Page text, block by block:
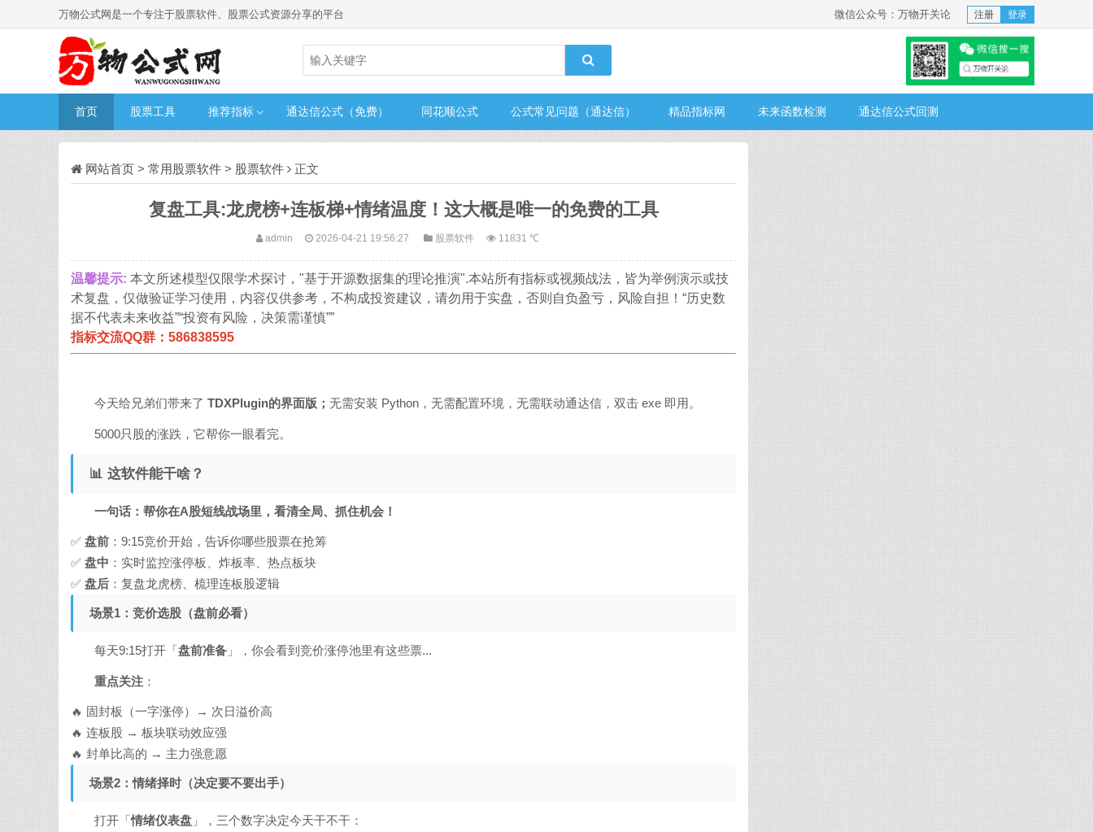
万物公式网是一个专注于股票软件、股票公式资源分享的平台 微信公众号：万物开关论 注册 登录
首页 股票工具 推荐指标 通达信公式（免费） 同花顺公式 公式常见问题（通达信） 精品指标网 未来函数检测 通达信公式回测
网站首页 > 常用股票软件 > 股票软件 正文
复盘工具:龙虎榜+连板梯+情绪温度！这大概是唯一的免费的工具
admin 2026-04-21 19:56:27 股票软件 11831 ℃
温馨提示: 本文所述模型仅限学术探讨，"基于开源数据集的理论推演".本站所有指标或视频战法，皆为举例演示或技
术复盘，仅做验证学习使用，内容仅供参考，不构成投资建议，请勿用于实盘，否则自负盈亏，风险自担！“历史数
据不代表未来收益”“投资有风险，决策需谨慎””
指标交流QQ群：586838595
今天给兄弟们带来了TDXPlugin的界面版；无需安装 Python，无需配置环境，无需联动通达信，双击 exe 即用。
5000只股的涨跌，它帮你一眼看完。
📊 这软件能干啥？
一句话：帮你在A股短线战场里，看清全局、抓住机会！
✅ 盘前 ：9:15竞价开始，告诉你哪些股票在抢筹
✅ 盘中 ：实时监控涨停板、炸板率、热点板块
✅ 盘后 ：复盘龙虎榜、梳理连板股逻辑
场景1：竞价选股（盘前必看）
每天9:15打开「盘前准备 」，你会看到竞价涨停池里有这些票...
重点关注 ：
🔥 固封板（一字涨停）→ 次日溢价高
🔥 连板股 → 板块联动效应强
🔥 封单比高的 → 主力强意愿
场景2：情绪择时（决定要不要出手）
打开「情绪仪表盘 」，三个数字决定今天干不干：